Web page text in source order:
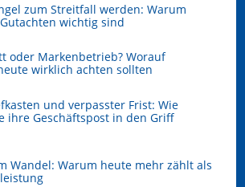
zum Streitfall werden: Warum
wichtig sind
oder Markenbetrieb? Worauf
wirklich achten sollten
und verpasster Frist: Wie
ihre Geschäftspost in den Griff
Wandel: Warum heute mehr zählt als